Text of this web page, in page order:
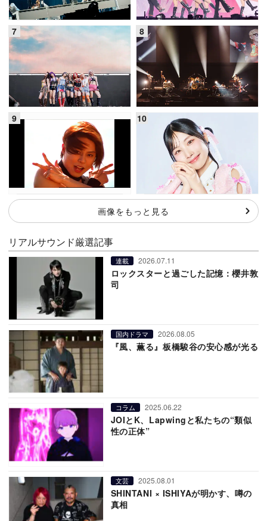
画像をもっと見る
リアルサウンド厳選記事
連載 2026.07.11
ロックスターと過ごした記憶：櫻井敦
司
国内ドラマ 2026.08.05
『風、薫る』板橋駿谷の安心感が光る
コラム 2025.06.22
JOIとK、Lapwingと私たちの“類似
性の正体”
文芸 2025.08.01
SHINTANI × ISHIYAが明かす、噂の
真相